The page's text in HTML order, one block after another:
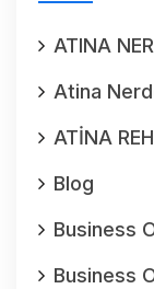
ATINA
Atina
ATİNA
Blog
Business
Business